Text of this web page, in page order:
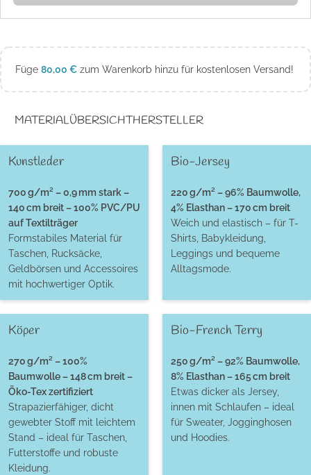
Füge 80,00 € zum Warenkorb hinzu für kostenlosen Versand!
MATERIALÜBERSICHTHERSTELLER
Kunstleder
700 g/m² – 0,9 mm stark –
140 cm breit – 100% PVC/PU
auf Textilträger
Formstabiles Material für
Taschen, Rucksäcke,
Geldbörsen und Accessoires
mit hochwertiger Optik.
Bio-Jersey
220 g/m² – 96% Baumwolle,
4% Elasthan – 170 cm breit
Weich und elastisch – für T-
Shirts, Babykleidung,
Leggings und bequeme
Alltagsmode.
Köper
270 g/m² – 100%
Baumwolle – 148 cm breit –
Öko-Tex zertifiziert
Strapazierfähiger, dicht
gewebter Stoff mit leichtem
Stand – ideal für Taschen,
Futterstoffe und robuste
Kleidung.
Bio-French Terry
250 g/m² – 92% Baumwolle,
8% Elasthan – 165 cm breit
Etwas dicker als Jersey,
innen mit Schlaufen – ideal
für Sweater, Jogginghosen
und Hoodies.